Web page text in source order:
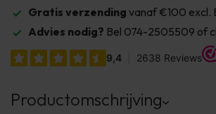
Gratis verzending vanaf €100 excl.
Advies nodig? Bel 074-2505509 of
Productomschrijving